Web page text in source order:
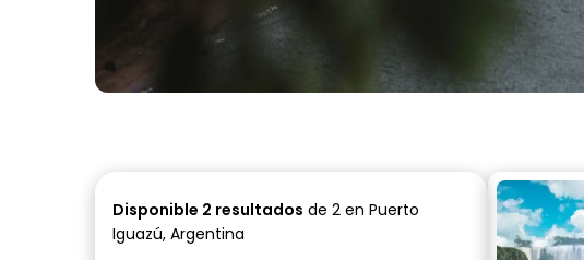
Disponible 2 resultados de 2 en Puerto
Iguazú, Argentina